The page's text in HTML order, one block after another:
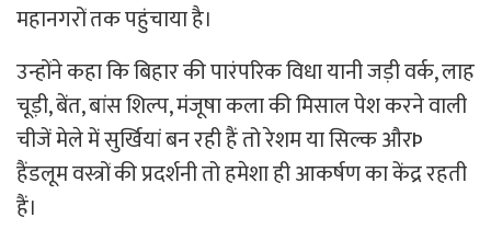
महानगरों तक पहुंचाया है।
उन्होंने कहा कि बिहार की पारंपरिक विधा यानी जड़ी वर्क, लाह
चूड़ी, बेंत, बांस शिल्प, मंजूषा कला की मिसाल पेश करने वाली
चीजें मेले में सुर्खियां बन रही हैं तो रेशम या सिल्क औरÞ
हैंडलूम वस्त्रों की प्रदर्शनी तो हमेशा ही आकर्षण का केंद्र रहती
हैं।